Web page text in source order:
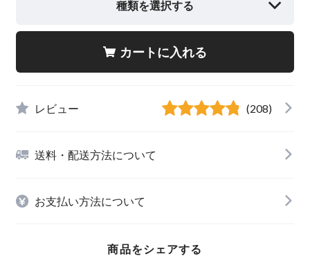
種類を選択する
カートに入れる
レビュー (208)
送料・配送方法について
お支払い方法について
商品をシェアする